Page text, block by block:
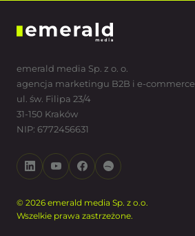
emerald media Sp. z o. o.
agencja marketingu B2B i e-commerce
ul. św. Filipa 23/4
31-150 Kraków
NIP: 6772456631
© 2026 emerald media Sp. z o.o.
Wszelkie prawa zastrzeżone.